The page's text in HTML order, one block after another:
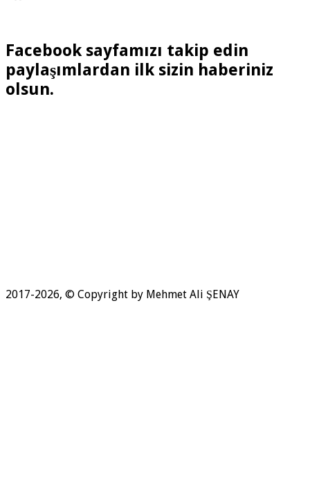
Facebook sayfamızı takip edin
paylaşımlardan ilk sizin haberiniz
olsun.
2017-2026, © Copyright by Mehmet Ali ŞENAY